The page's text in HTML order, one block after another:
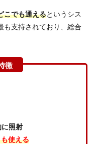
こでも通えるというシス
も支持されており、総合
照射
使える